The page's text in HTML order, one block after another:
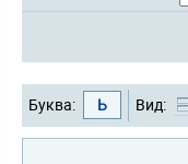
Буква: Ь Вид: